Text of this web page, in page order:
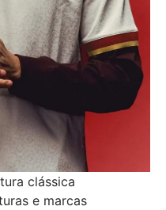
clássica
e marcas